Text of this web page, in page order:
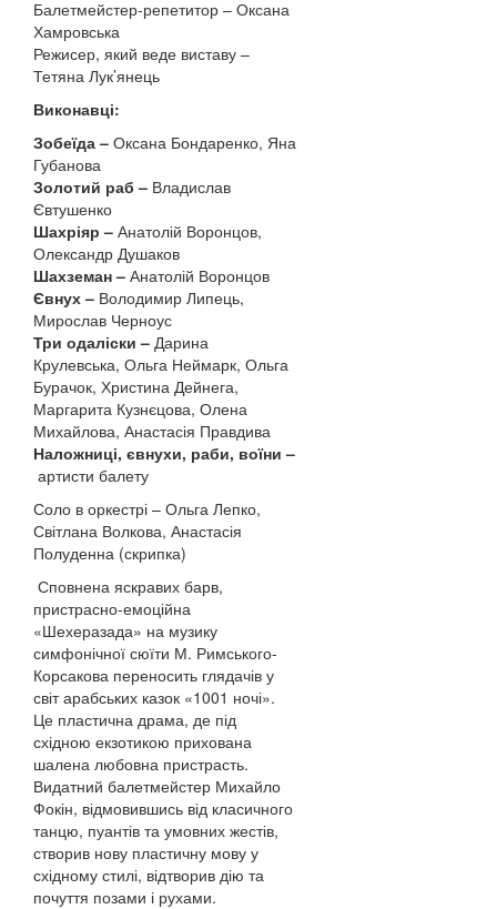
Балетмейстер-репетитор – Оксана
Хамровська
Режисер, який веде виставу –
Тетяна Лук’янець
Виконавці:
Зобеїда – Оксана Бондаренко, Яна
Губанова
Золотий раб – Владислав
Євтушенко
Шахріяр – Анатолій Воронцов,
Олександр Душаков
Шахземан – Анатолій Воронцов
Євнух – Володимир Липець,
Мирослав Черноус
Три одаліски – Дарина
Крулевська, Ольга Неймарк, Ольга
Бурачок, Христина Дейнега,
Маргарита Кузнєцова, Олена
Михайлова, Анастасія Правдива
Наложниці, євнухи, раби, воїни –
артисти балету
Соло в оркестрі – Ольга Лепко,
Світлана Волкова, Анастасія
Полуденна (скрипка)
Сповнена яскравих барв,
пристрасно-емоційна
«Шехеразада» на музику
симфонічної сюїти М. Римського-
Корсакова переносить глядачів у
світ арабських казок «1001 ночі».
Це пластична драма, де під
східною екзотикою прихована
шалена любовна пристрасть.
Видатний балетмейстер Михайло
Фокін, відмовившись від класичного
танцю, пуантів та умовних жестів,
створив нову пластичну мову у
східному стилі, відтворив дію та
почуття позами і рухами.